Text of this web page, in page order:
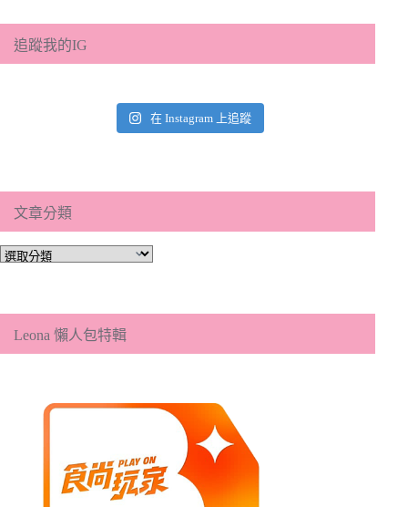
追蹤我的IG
在 Instagram 上追蹤
文章分類
文
類
Leona 懶人包特輯